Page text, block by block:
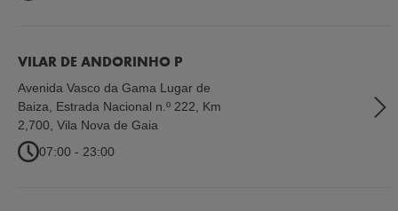
VILAR DE ANDORINHO P
Avenida Vasco da Gama Lugar de
Baiza, Estrada Nacional n.º 222, Km
2,700 Vila Nova de Gaia
07:00 - 23:00